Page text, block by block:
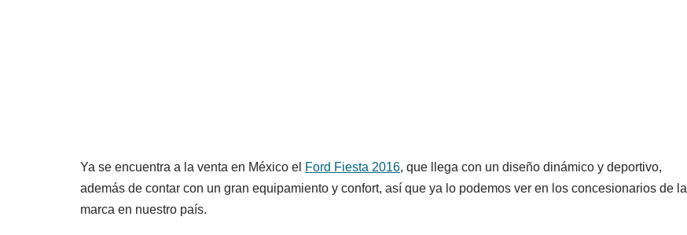
Ya se encuentra a la venta en México el Ford Fiesta 2016, que llega con un diseño dinámico y deportivo,
además de contar con un gran equipamiento y confort, así que ya lo podemos ver en los concesionarios de la
marca en nuestro país.